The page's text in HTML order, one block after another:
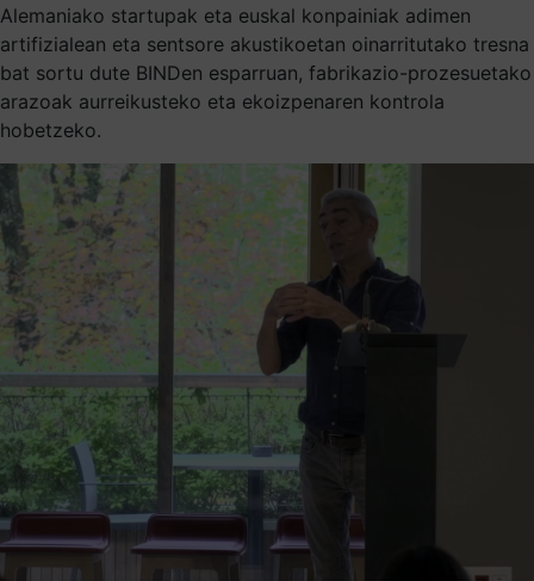
Alemaniako startupak eta euskal konpainiak adimen
artifizialean eta sentsore akustikoetan oinarritutako tresna
bat sortu dute BINDen esparruan, fabrikazio-prozesuetako
arazoak aurreikusteko eta ekoizpenaren kontrola
hobetzeko.